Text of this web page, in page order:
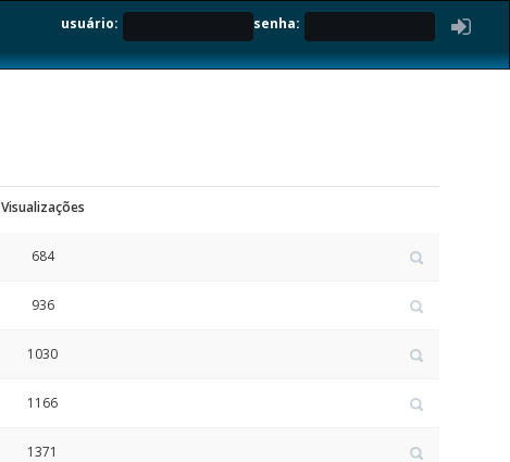
usuário: senha:
Visualizações
684
936
1030
1166
1371